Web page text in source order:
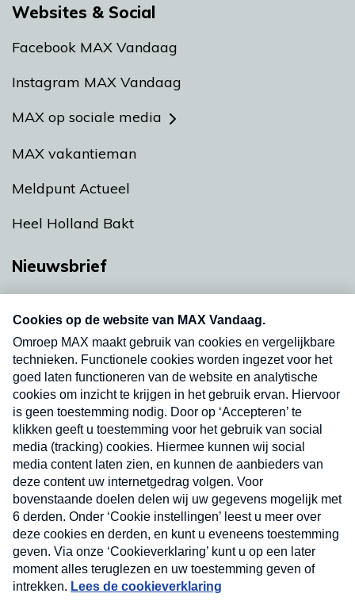
Websites & Social
Facebook MAX Vandaag
Instagram MAX Vandaag
MAX op sociale media
MAX vakantieman
Meldpunt Actueel
Heel Holland Bakt
Nieuwsbrief
nieuwsbrief. Elke vrijdag- en dinsdagochtend in
uw mailbox.
Verzend
Nieuwsbrief
Neem hier een gratis abonnement op onze
nieuwsbrief. Elke vrijdag- en dinsdagochtend in uw